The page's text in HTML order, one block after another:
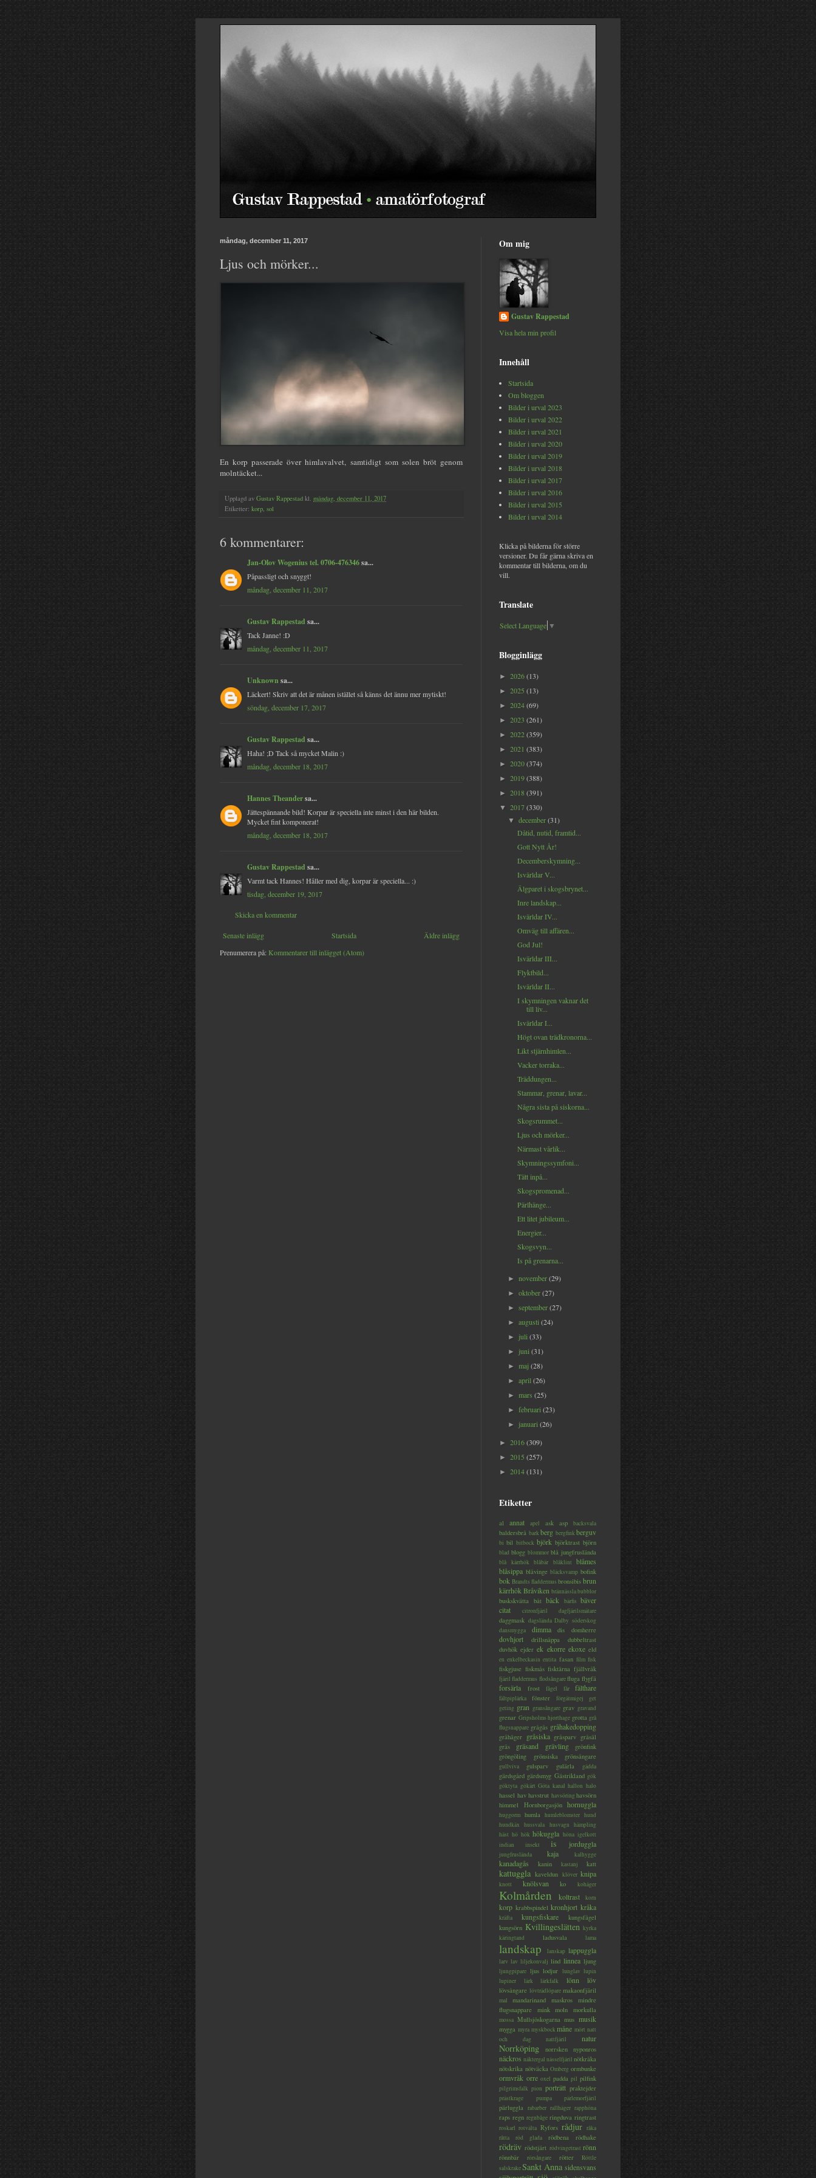
måndag, december 11, 2017
Ljus och mörker...
En korp passerade över himlavalvet, samtidigt som solen bröt genom
molntäcket...
Upplagd av Gustav Rappestad kl. måndag, december 11, 2017
Etiketter: korp, sol
6 kommentarer:
Jan-Olov Wogenius tel. 0706-476346sa...
Påpassligt och snyggt!
måndag, december 11, 2017
Gustav Rappestad sa...
Tack Janne! :D
måndag, december 11, 2017
Unknown sa...
Läckert! Skriv att det är månen istället så känns det ännu mer mytiskt!
söndag, december 17, 2017
Gustav Rappestad sa...
Haha! ;D Tack så mycket Malin :)
måndag, december 18, 2017
Hannes Theandersa...
Jättespännande bild! Korpar är speciella inte minst i den här bilden.
Mycket fint komponerat!
måndag, december 18, 2017
Gustav Rappestad sa...
Varmt tack Hannes! Håller med dig, korpar är speciella... :)
tisdag, december 19, 2017
Skicka en kommentar
Senaste inlägg Äldre inlägg
Startsida
Prenumerera på: Kommentarer till inlägget (Atom)
Om mig
Gustav Rappestad
Visa hela min profil
Innehåll
Startsida
Om bloggen
Bilder i urval 2023
Bilder i urval 2022
Bilder i urval 2021
Bilder i urval 2020
Bilder i urval 2019
Bilder i urval 2018
Bilder i urval 2017
Bilder i urval 2016
Bilder i urval 2015
Bilder i urval 2014
Klicka på bilderna för större
versioner. Du får gärna skriva en
kommentar till bilderna, om du
vill.
Translate
Select Language ▼
Blogginlägg
► 2026(13)
► 2025 (13)
► 2024(69)
► 2023 (261)
► 2022(359)
► 2021 (383)
► 2020(374)
► 2019(388)
► 2018 (391)
▼ 2017(330)
▼december(31)
Dåtid, nutid, framtid...
Gott Nytt År!
Decemberskymning...
Isvärldar V...
Älgparet i skogsbrynet...
Inre landskap...
Isvärldar IV...
Omväg till affären...
God Jul!
Isvärldar III...
Flyktbild...
Isvärldar II...
I skymningen vaknar det
till liv...
Isvärldar I...
Högt ovan trädkronorna...
Likt stjärnhimlen...
Vacker torraka...
Träddungen...
Stammar, grenar, lavar...
Några sista på siskorna...
Skogsrummet...
Ljus och mörker...
Närmast vårlik...
Skymningssymfoni...
Tätt inpå...
Skogspromenad...
Pärlhänge...
Ett litet jubileum...
Energier...
Skogsvyn...
Is på grenarna...
►november(29)
►oktober(27)
►september(27)
►augusti(24)
► juli(33)
► juni(31)
►maj(28)
►april(26)
►mars(25)
►februari(23)
► januari(26)
► 2016(309)
► 2015 (257)
► 2014(131)
Etiketter
al annat apel ask asp backsvala
baldersbrå barkberg bergfinkberguv
bi bil bitbock björk björktrast björn
blad blogg blommor blå jungfruslända
blå kärrhök blåbär blåklint
blåmes
blåsippa blåvinge bläcksvamp bofink
bok Brandts fladdermus bronsibis brun
kärrhökBråviken brännässlabubblor
buskskvätta båt bäck bärfis bäver
citat
citronfjäril dagfjärilsmätare
daggmask dagslända Dalby söderskog
dansmygga
dimma dis domherre
dovhjort drillsnäppa
dubbeltrast
duvhök ejder ek ekorre ekoxe eld
en enkelbeckasin entita fasan film fisk
fiskgjuse fiskmås fisktärna fjällvråk
fjäril fladdermus flodsångarefluga flygfä
forsärla frost fågel får fälthare
fältpiplärka fönster förgätmigej
get
geting gran gransångare grav gravand
grenar Gripsholms hjorthage grotta grå
flugsnappare grågås gråhakedopping
gråhäger gråsiska gråsparv gråsäl
gräs
gräsand grävling
grönfink
gröngöling
grönsiska grönsångare
gullviva gulsparv gulärla gädda
gärdsgård gärdsmyg Gästrikland gök
göktyta gökärt Göta kanal hallon halo
hassel hav havstrut havsöring havsörn
himmel
Hornborgasjön hornuggla
huggorm humla humleblomster hund
hundkäx
hussvala husvagn
hämpling
häst hö hök hökuggla höna igelkott
indian
insekt is jorduggla
jungfruslända kaja kalhygge
kanadagås kanin kastanj katt
kattuggla kaveldun klöver knipa
knott knölsvan ko kohäger
Kolmården koltrast korn
korp krabbspindel kronhjort kråka
kräfta kungsfiskare
kungsfågel
kungsörn Kvillingeslätten kyrka
käringtand
ladusvala lama
landskap lanskap lappuggla
larv lav liljekonvalj lind linnea ljung
ljungpipare ljus lodjur lunglav lupin
lupiner
lärk lärkfalk lönn löv
lövsångare lövträdlöpare makaonfjäril
mal mandarinand maskros
mindre
flugsnappare
mink moln morkulla
mossa Mullsjöskogarna mus musik
mygga myra myskbock måne mört natt
och dag
nattfjäril natur
Norrköping norrsken nyponros
näckros näktergal nässelfjäril nötkråka
nötskrika nötväcka Omberg ormbunke
ormvråk orre oxel padda pil pilfink
pilgrimsfalk pion porträtt praktejder
prästkrage pumpa pärlemorfjäril
pärluggla rabarber rallhäger rapphöna
raps regn regnbåge ringduva ringtrast
roskarl rotvälta Ryfors rådjur råka
råtta
röd glada rödbena rödhake
rödräv rödstjärt rödvingetrast rönn
rönnbär rörsångare rötter
Röttle
salskrakeSankt Anna sidensvans